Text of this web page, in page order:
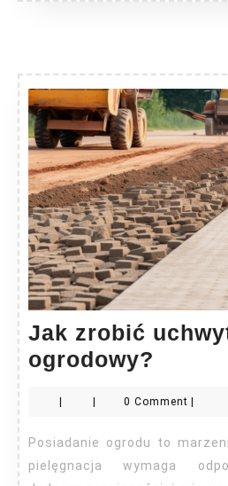
Jak zrobić
ogrodowy?
uchwyt
na
wąż
0 Comment
Posiadanie ogrodu to marzenie wielu osób, a jego
pielęgnacja wymaga